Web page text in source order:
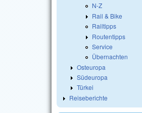
N-Z
Rail & Bike
Railtipps
Routentipps
Service
Übernachten
Osteuropa
Südeuropa
Türkei
Reiseberichte